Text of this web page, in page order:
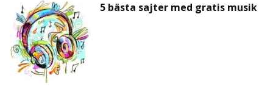
5 bästa sajter med gratis musik